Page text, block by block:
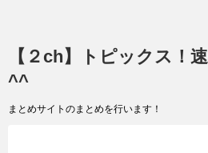
【２ch】トピックス！
^^
まとめサイトのまとめを行います！